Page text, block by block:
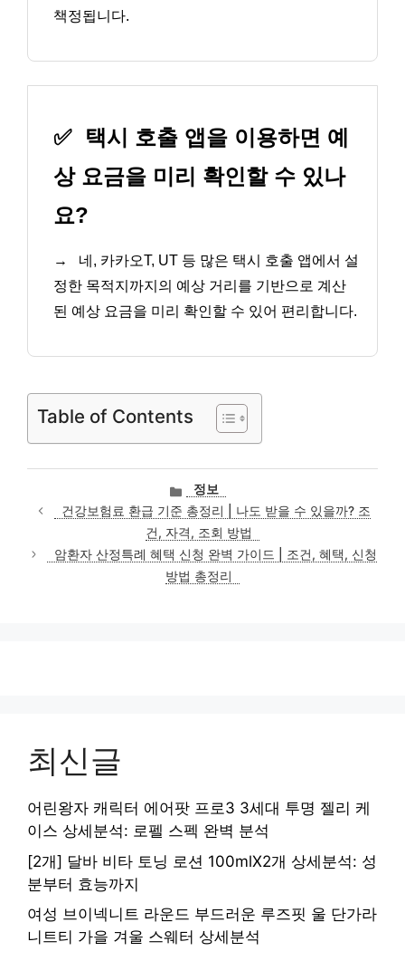
책정됩니다.
✅
택시 호출 앱을 이용하면 예
상 요금을 미리 확인할 수 있나
요?
→
네, 카카오T, UT 등 많은 택시 호출 앱에서 설
정한 목적지까지의 예상 거리를 기반으로 계산
된 예상 요금을 미리 확인할 수 있어 편리합니다.
Table of Contents
카
테
고
리
정보
건강보험료 환급 기준 총정리 | 나도 받을 수 있을까? 조
건, 자격, 조회 방법
암환자 산정특례 혜택 신청 완벽 가이드 | 조건, 혜택, 신청
방법 총정리
최신글
어린왕자 캐릭터 에어팟 프로3 3세대 투명 젤리 케
이스 상세분석: 로펠 스펙 완벽 분석
[2개] 달바 비타 토닝 로션 100mlX2개 상세분석: 성
분부터 효능까지
여성 브이넥니트 라운드 부드러운 루즈핏 울 단가라
니트티 가을 겨울 스웨터 상세분석